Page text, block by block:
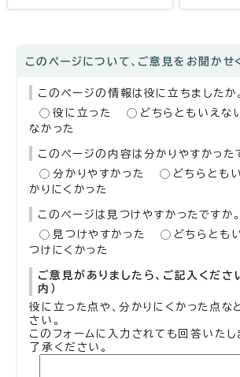
このページについて、ご意見をお聞かせ
このページの情報は役に立ちましたか。
役に立った
どちらともいえな
なかった
このページの内容は分かりやすかった
分かりやすかった
どちらとも
かりにくかった
このページは見つけやすかったですか。
見つけやすかった
どちらとも
つけにくかった
ご意見がありましたら、ご記入くださ
内）
役に立った点や、分かりにくかった点な
さい。
このフォームに入力されても回答いたし
了承ください。